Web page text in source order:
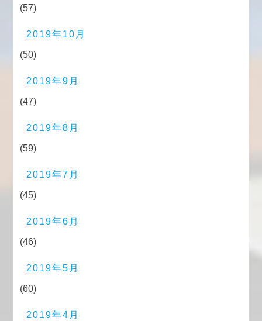
(57)
2019年10月
(50)
2019年9月
(47)
2019年8月
(59)
2019年7月
(45)
2019年6月
(46)
2019年5月
(60)
2019年4月